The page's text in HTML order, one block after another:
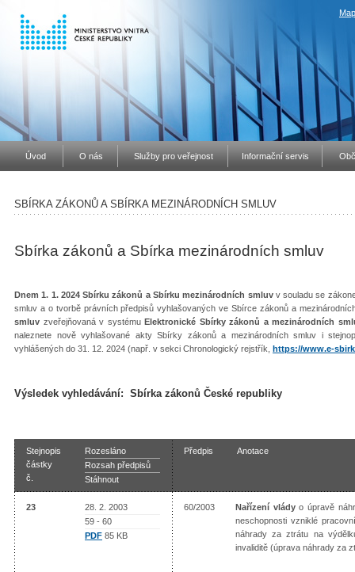
Úvod O nás Služby pro veřejnost Informační servis
SBÍRKA ZÁKONŮ A SBÍRKA MEZINÁRODNÍCH SMLUV
Sbírka zákonů a Sbírka mezinárodních smluv
Dnem 1. 1. 2024 Sbírku zákonů a Sbírku mezinárodních smluvv souladu se
smluv a o tvorbě právních předpisů vyhlašovaných ve Sbírce zákonů a
smluv zveřejňovaná v systémuElektronické Sbírky zákonů a mezinárodních
naleznete nově vyhlašované akty Sbírky zákonů a mezinárodních smluv i
vyhlášených do 31. 12. 2024 (např. v sekci Chronologický rejstřík, https://www.e-
Výsledek vyhledávání: Sbírka zákonů České republiky
Stejnopis
částky
č.
Rozesláno
Rozsah předpisů
Stáhnout
Předpis Anotace
23
28. 2. 2003
59 - 60
PDF 85 KB
60/2003 Nařízení vládyo úpravě
neschopnosti vzniklé
náhrady za ztrátu na
invaliditě (úprava náhrady za